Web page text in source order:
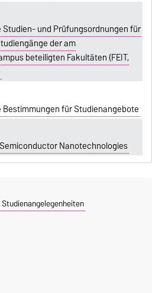
Studien- und Prüfungsordnungen für
der am
beteiligten Fakultäten (FEIT,
Bestimmungen für Studienangebote
Nanotechnologies